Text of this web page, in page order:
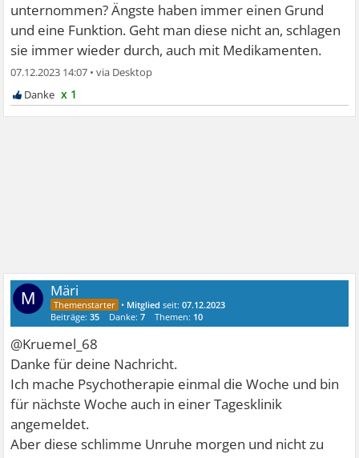
unternommen? Ängste haben immer einen Grund
und eine Funktion. Geht man diese nicht an, schlagen
sie immer wieder durch, auch mit Medikamenten.
07.12.2023 14:07 •
x 1
M Märi
• Mitglied seit:07.12.2023
Beiträge:35 Danke:7 Themen: 10
@Kruemel_68
Danke für deine Nachricht.
Ich mache Psychotherapie einmal die Woche und bin
für nächste Woche auch in einer Tagesklinik
angemeldet.
Aber diese schlimme Unruhe morgen und nicht zu